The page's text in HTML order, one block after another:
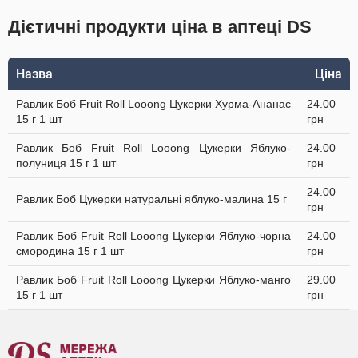
Дієтичні продукти ціна в аптеці DS
Назва Ціна
Равлик Боб Fruit Roll Looong Цукерки Хурма-Ананас
15 г 1 шт
24.00
грн
Равлик Боб Fruit Roll Looong Цукерки Яблуко-
полуниця 15 г 1 шт
24.00
грн
Равлик Боб Цукерки натуральні яблуко-малина 15 г
24.00
грн
Равлик Боб Fruit Roll Looong Цукерки Яблуко-чорна
смородина 15 г 1 шт
24.00
грн
Равлик Боб Fruit Roll Looong Цукерки Яблуко-манго
15 г 1 шт
29.00
грн